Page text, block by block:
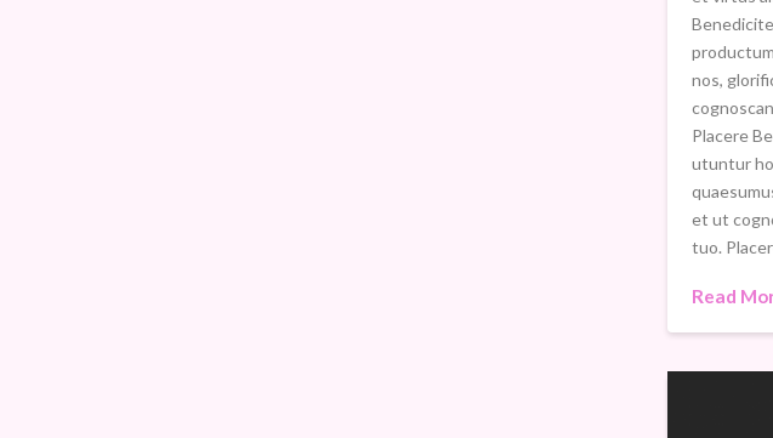
nos,
Placere
utuntur
et ut
tuo.
Read